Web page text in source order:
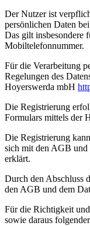
Der Nutzer ist
persönlichen Daten
Das gilt insbesondere
Mobiltelefonnummer.
Für die Verarbeitung
Regelungen des
Hoyerswerda mbH
Die Registrierung
Formulars mittels der
Die Registrierung
sich mit den AGB und
erklärt.
Durch den Abschluss
den AGB und dem
Für die Richtigkeit
sowie daraus